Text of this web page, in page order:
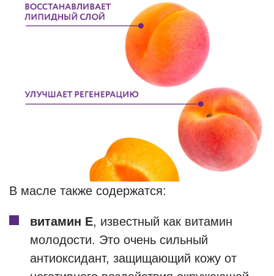
В масле также содержатся:
витамин Е, известный как витамин
молодости. Это очень сильный
антиоксидант, защищающий кожу от